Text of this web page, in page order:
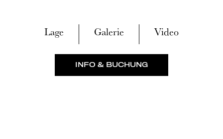
Lage Galerie Video
INFO & BUCHUNG